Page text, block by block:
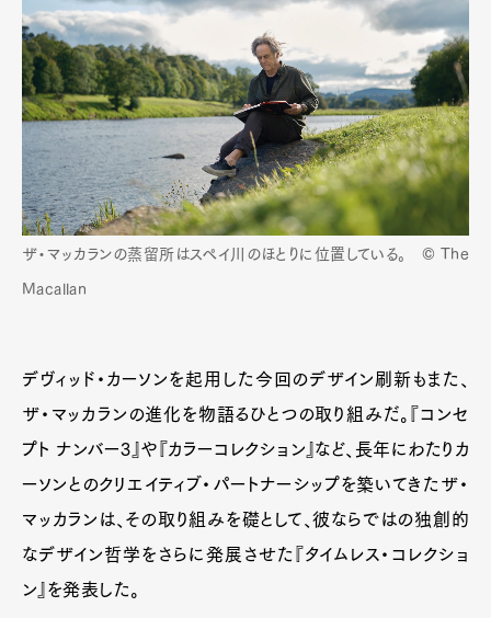
ザ・マッカランの蒸留所はスペイ川のほとりに位置している。 © The
Macallan
デヴィッド・カーソンを起用した今回のデザイン刷新もまた、
ザ・マッカランの進化を物語るひとつの取り組みだ。『コンセ
プト ナンバー3』や『カラーコレクション』など、長年にわたりカ
ーソンとのクリエイティブ・パートナーシップを築いてきたザ・
マッカランは、その取り組みを礎として、彼ならではの独創的
なデザイン哲学をさらに発展させた『タイムレス・コレクショ
ン』を発表した。